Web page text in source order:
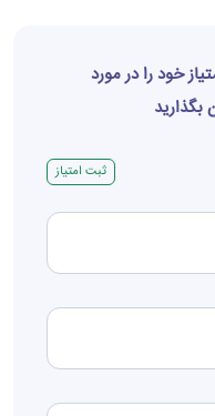
خود را در مورد
بگذارید
ثبت امتیاز